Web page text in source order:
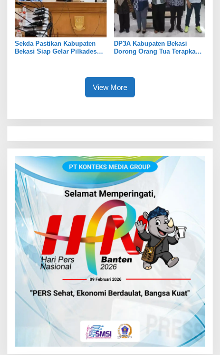
Sekda Pastikan Kabupaten
Bekasi Siap Gelar Pilkades
DP3A Kabupaten Bekasi
Dorong Orang Tua Terapkan
View More